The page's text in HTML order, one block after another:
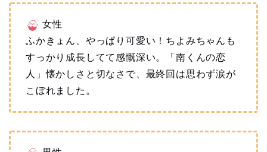
女性
ふかきょん、やっぱり可愛い！ちよみちゃんも
すっかり成長してて感慨深い。「南くんの恋
人」懐かしさと切なさで、最終回は思わず涙が
こぼれました。